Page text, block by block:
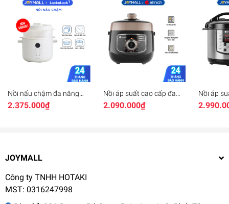
Nồi nấu chậm đa năng
25L Locknlock Bianco
EJP164IVY, Hàng chính
2.375.000₫
Nồi áp suất cao cấp đa
chức năng Elmich PCS-
1805, Hàng chính hãng,
2.090.000₫
Nồi áp
năng
1809OL,
JOYMALL
Công ty TNHH HOTAKI
MST: 0316247998